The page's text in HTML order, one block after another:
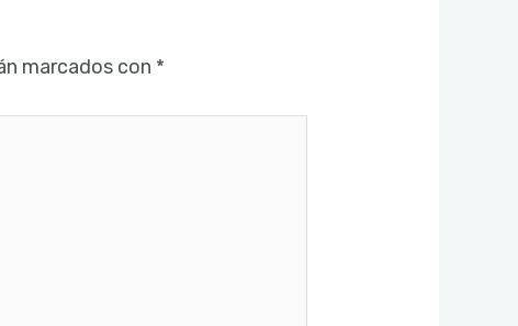
marcados con *